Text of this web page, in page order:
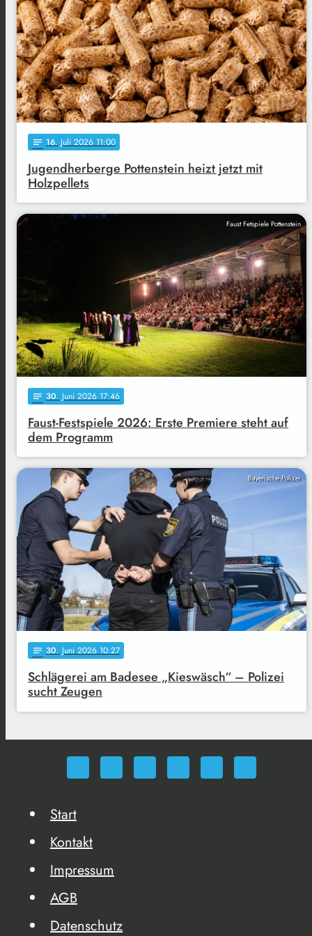
notes 16. Juli 2026 11:00
Jugendherberge Pottenstein heizt jetzt mit
Holzpellets
Faust Fetspiele Pottenstein
notes 30. Juni 2026 17:46
Faust-Festspiele 2026: Erste Premiere steht auf
dem Programm
Bayerische Polizei
notes 30. Juni 2026 10:27
Schlägerei am Badesee „Kieswäsch“ – Polizei
sucht Zeugen
Start
Kontakt
Impressum
AGB
Datenschutz